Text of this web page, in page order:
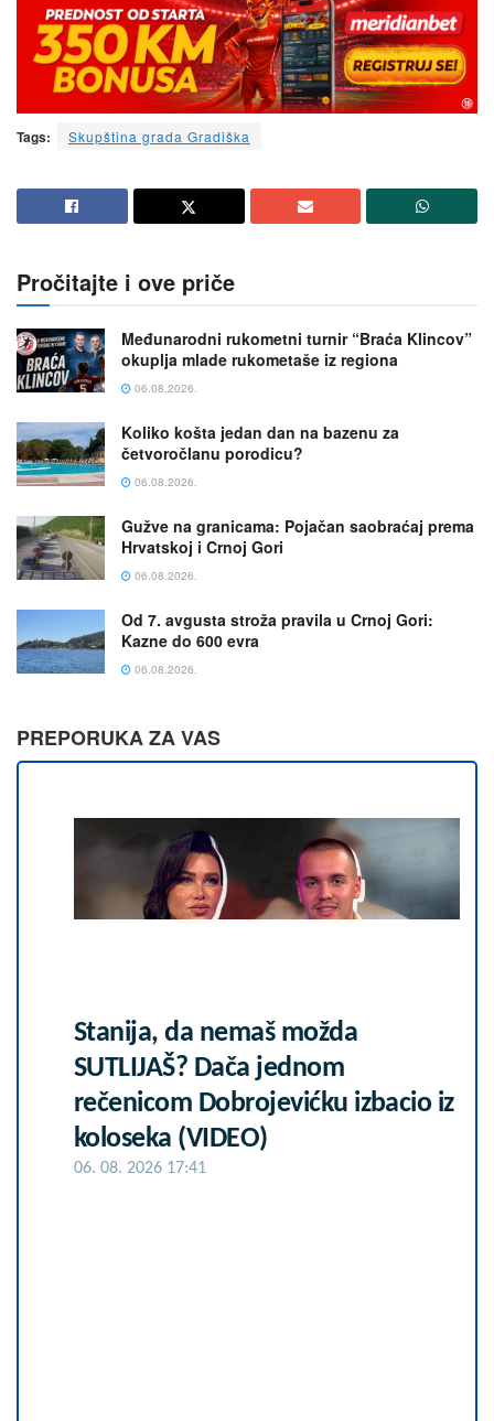
Tags: Skupština grada Gradiška
Pročitajte i ove priče
Međunarodni rukometni turnir “Braća Klincov”
okuplja mlade rukometaše iz regiona
06.08.2026.
Koliko košta jedan dan na bazenu za
četvoročlanu porodicu?
06.08.2026.
Gužve na granicama: Pojačan saobraćaj prema
Hrvatskoj i Crnoj Gori
06.08.2026.
Od 7. avgusta stroža pravila u Crnoj Gori:
Kazne do 600 evra
06.08.2026.
PREPORUKA ZA VAS
Stanija, da nemaš možda
SUTLIJAŠ? Dača jednom
rečenicom Dobrojevićku izbacio iz
koloseka (VIDEO)
06. 08. 2026 17:41